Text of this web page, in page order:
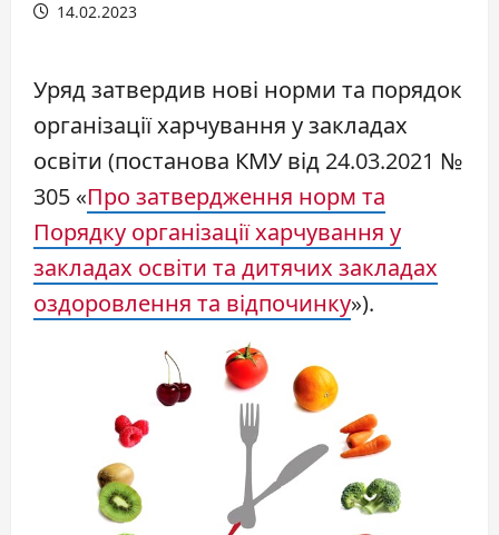
14.02.2023
Уряд затвердив нові норми та порядок
організації харчування у закладах
освіти (постанова КМУ від 24.03.2021 №
305 «Про затвердження норм та
Порядку організації харчування у
закладах освіти та дитячих закладах
оздоровлення та відпочинку»).